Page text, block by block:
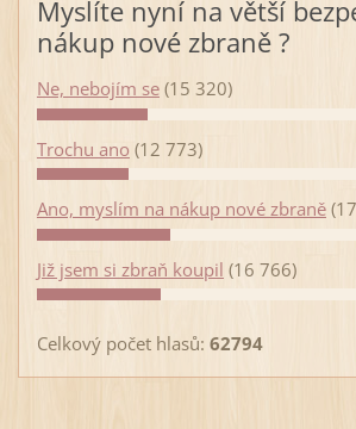
Myslíte nyní na větší
nákup nové zbraně ?
Ne, nebojím se (15 320)
Trochu ano (12 773)
Ano, myslím na nákup nové zbraně
Již jsem si zbraň koupil (16 766)
Celkový počet hlasů: 62794